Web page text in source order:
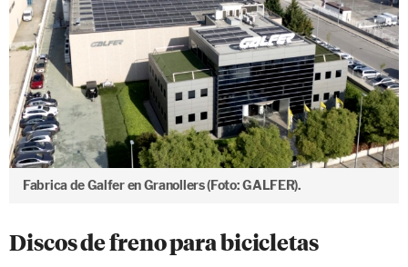
Fabrica de Galfer en Granollers (Foto: GALFER).
Discos de freno para bicicletas